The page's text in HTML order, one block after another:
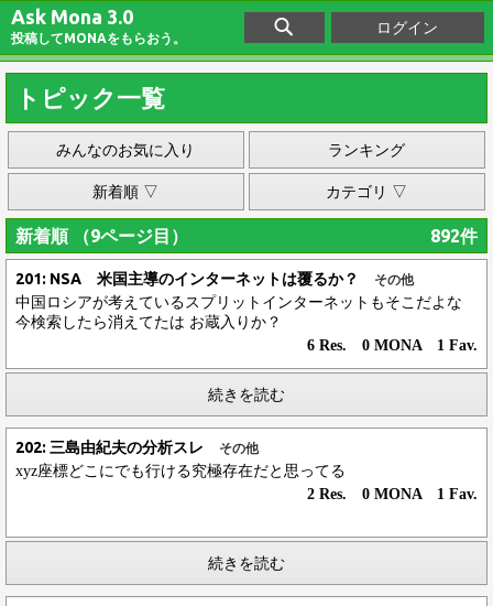
Ask Mona 3.0
投稿してMONAをもらおう。
ログイン
トピック一覧
みんなのお気に入り ランキング
新着順 ▽ カテゴリ ▽
新着順 （9ページ目） 892件
201: NSA 米国主導のインターネットは覆るか？ その他
中国ロシアが考えているスプリットインターネットもそこだよな
今検索したら消えてたは お蔵入りか？
6 Res. 0 MONA 1 Fav.
続きを読む
202: 三島由紀夫の分析スレ その他
xyz座標どこにでも行ける究極存在だと思ってる
2 Res. 0 MONA 1 Fav.
続きを読む